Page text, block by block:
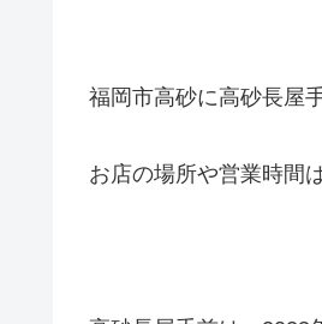
福岡市高砂に高砂長屋
お店の場所や営業時間